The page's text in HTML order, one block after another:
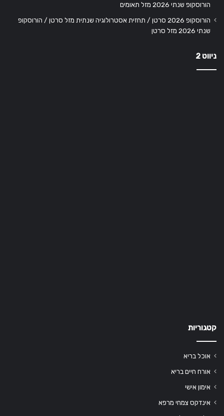
הורוסקופ שנתי 2026 מזל תאומים
הורוסקופ 2026 סרטן / תחזית אסטרולוגיה שנתית מזל סרטן / הורוסקופ
שנתי 2026 מזל סרטן
ניווט 2
קטגוריות
אוכל בריא
אורח חיים בריא
אימון אישי
אינדקס צמחי מרפא